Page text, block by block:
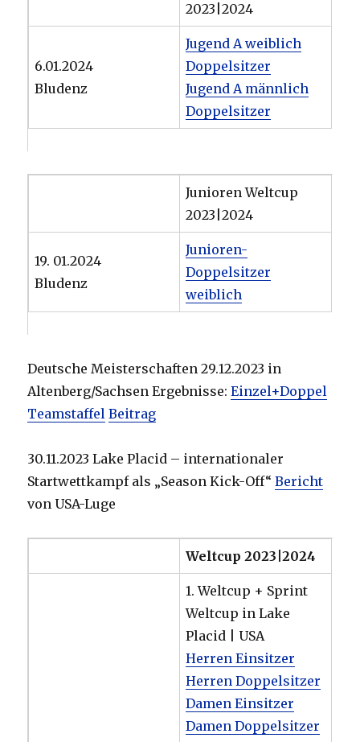
2023|2024
6.01.2024
Bludenz
Jugend A weiblich
Doppelsitzer
Jugend A männlich
Doppelsitzer
Junioren Weltcup
2023|2024
19. 01.2024
Bludenz
Junioren-
Doppelsitzer
weiblich
Deutsche Meisterschaften 29.12.2023 in
Altenberg/Sachsen Ergebnisse:Einzel+Doppel
Teamstaffel Beitrag
30.11.2023 Lake Placid – internationaler
Startwettkampf als „Season Kick-Off“Bericht
von USA-Luge
Weltcup 2023|2024
1. Weltcup + Sprint
Weltcup in Lake
Placid | USA
Herren Einsitzer
Herren Doppelsitzer
Damen Einsitzer
Damen Doppelsitzer